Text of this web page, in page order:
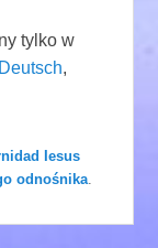
tylko w
Deutsch,
Iesus
odnośnika